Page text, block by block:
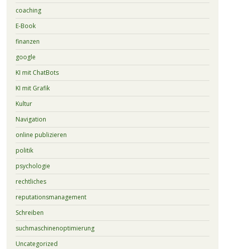
coaching
E-Book
finanzen
google
KI mit ChatBots
KI mit Grafik
Kultur
Navigation
online publizieren
politik
psychologie
rechtliches
reputationsmanagement
Schreiben
suchmaschinenoptimierung
Uncategorized